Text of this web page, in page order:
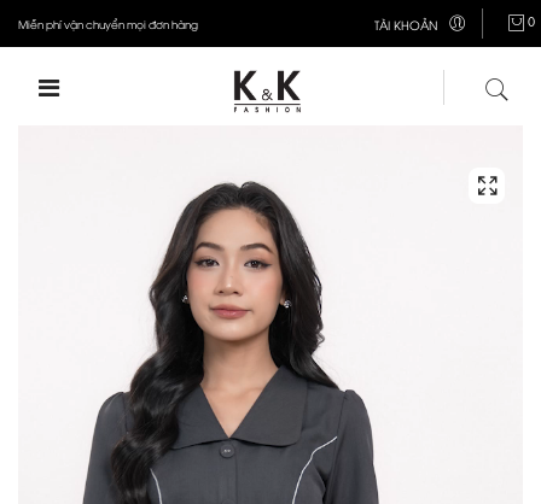
Miễn phí vận chuyển mọi đơn hàng TÀI KHOẢN 0